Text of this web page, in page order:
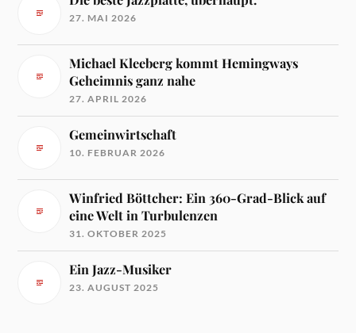
27. MAI 2026
Michael Kleeberg kommt Hemingways
Geheimnis ganz nahe
27. APRIL 2026
Gemeinwirtschaft
10. FEBRUAR 2026
Winfried Böttcher: Ein 360-Grad-Blick auf
eine Welt in Turbulenzen
31. OKTOBER 2025
Ein Jazz-Musiker
23. AUGUST 2025